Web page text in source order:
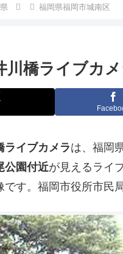
福岡県福岡市城南区
川橋ライブカ
ライブカメラは、福岡
公園付近が見えるライ
です。福岡市役所市民